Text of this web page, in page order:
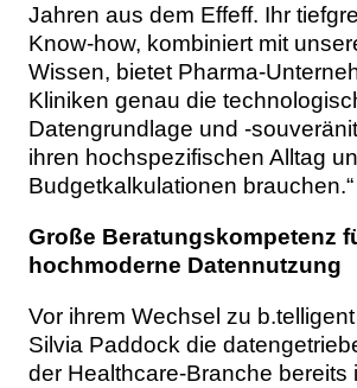
Jahren aus dem Effeff. Ihr
Know-how, kombiniert mit
Wissen, bietet Pharma-
Kliniken genau die
Datengrundlage und -
ihren hochspezifischen Alltag
Budgetkalkulationen brauchen.“
Große Beratungskompetenz
hochmoderne Datennutzung
Vor ihrem Wechsel zu
Silvia Paddock die
der Healthcare-Branche bereits